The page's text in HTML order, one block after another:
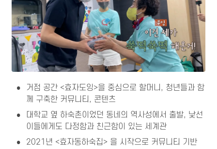
•
거점 공간 <효자도잉>을 중심으로 할머니, 청년들과 함
께 구축한 커뮤니티, 콘텐츠
•
대학교 옆 하숙촌이었던 동네의 역사성에서 출발, 낯선
이들에게도 다정함과 친근함이 있는 세계관
•
2021년 <효자동하숙집> 을 시작으로 커뮤니티 기반